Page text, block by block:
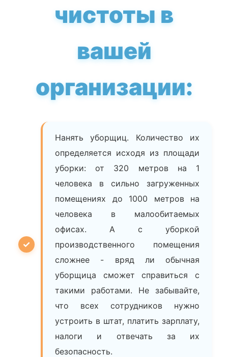
чистоты в
вашей
организации:
Нанять уборщиц. Количество их
определяется исходя из площади
уборки: от 320 метров на 1
человека в сильно загруженных
помещениях до 1000 метров на
человека в малообитаемых
офисах. А с уборкой
производственного помещения
сложнее - вряд ли обычная
уборщица сможет справиться с
такими работами. Не забывайте,
что всех сотрудников нужно
устроить в штат, платить зарплату,
налоги и отвечать за их
безопасность.